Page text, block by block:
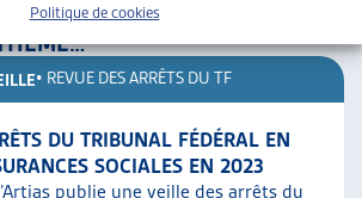
Politique de cookies
• REVUE DES ARRÊTS DU TF
DU TRIBUNAL FÉDÉRAL EN
SOCIALES EN 2023
publie une veille des arrêts du